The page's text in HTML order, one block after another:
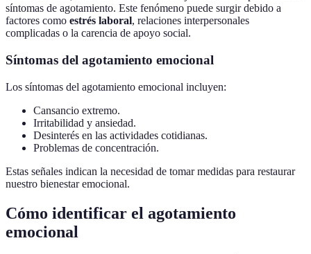
síntomas de agotamiento. Este fenómeno puede surgir debido a
factores como estrés laboral, relaciones interpersonales
complicadas o la carencia de apoyo social.
Síntomas del agotamiento emocional
Los síntomas del agotamiento emocional incluyen:
Cansancio extremo.
Irritabilidad y ansiedad.
Desinterés en las actividades cotidianas.
Problemas de concentración.
Estas señales indican la necesidad de tomar medidas para restaurar
nuestro bienestar emocional.
Cómo identificar el agotamiento
emocional